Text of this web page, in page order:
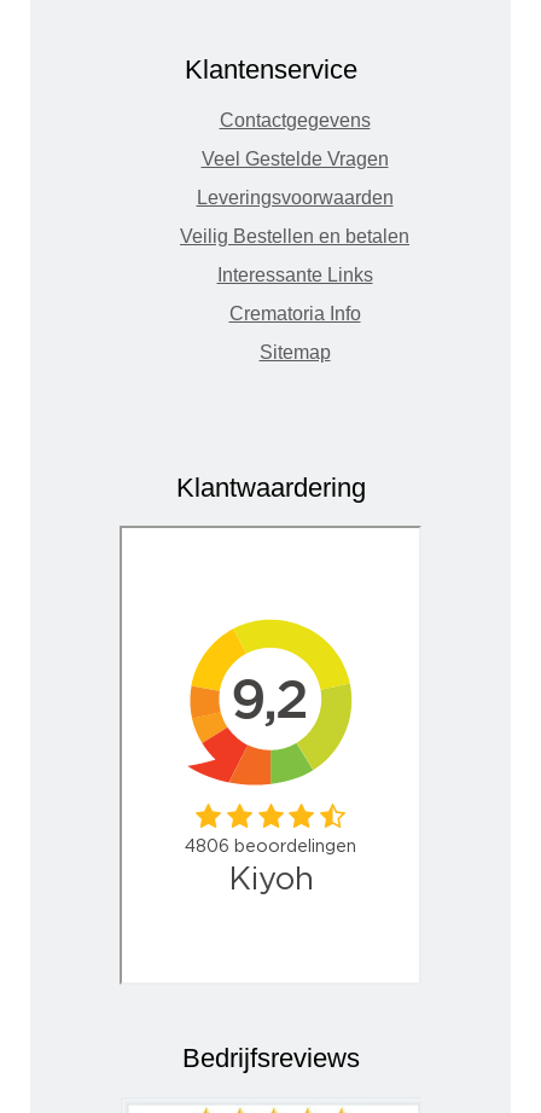
Klantenservice
Contactgegevens
Veel Gestelde Vragen
Leveringsvoorwaarden
Veilig Bestellen en betalen
Interessante Links
Crematoria Info
Sitemap
Klantwaardering
Bedrijfsreviews